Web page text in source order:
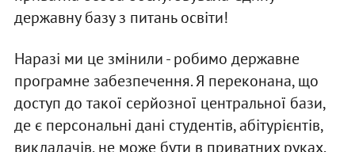
державну базу з питань освіти!
Наразі ми це змінили - робимо державне
програмне забезпечення. Я переконана, що
доступ до такої серйозної центральної бази,
де є персональні дані студентів, абітурієнтів,
викладачів, не може бути в приватних руках.